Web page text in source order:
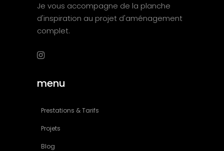
Je vous accompagne de la planche
d'inspiration au projet d'aménagement
complet.
menu
Prestations & Tarifs
Projets
Blog